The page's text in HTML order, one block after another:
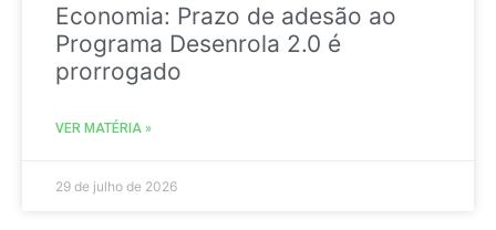
Economia: Prazo de adesão ao
Programa Desenrola 2.0 é
prorrogado
VER MATÉRIA »
29 de julho de 2026